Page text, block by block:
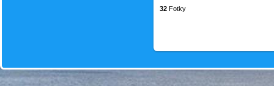
32 Fotky